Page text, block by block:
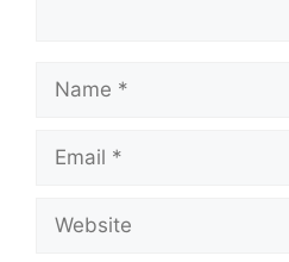
Name
Email
Website